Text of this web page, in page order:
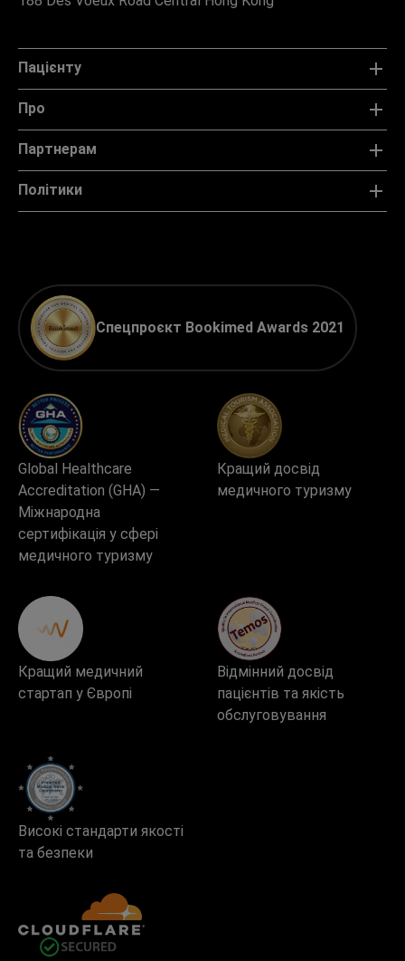
Пацієнту
Про
Партнерам
Політики
Спецпроєкт Bookimed Awards 2021
Global Healthcare
Accreditation (GHA) —
Міжнародна
сертифікація у сфері
медичного туризму
Кращий досвід
медичного туризму
Кращий медичний
стартап у Європі
Відмінний досвід
пацієнтів та якість
обслуговування
Високі стандарти якості
та безпеки